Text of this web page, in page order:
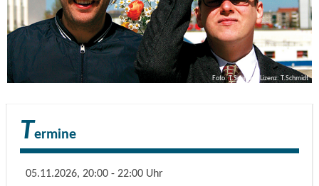
Foto: T.Schmidt, Lizenz: T.Schmidt
Termine
05.11.2026, 20:00 - 22:00 Uhr